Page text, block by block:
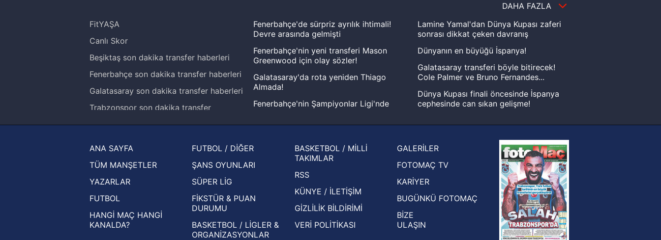
DAHA FAZLA
FitYAŞA
Canlı Skor
Beşiktaş son dakika transfer haberleri
Fenerbahçe son dakika transfer haberleri
Galatasaray son dakika transfer haberleri
Trabzonspor son dakika transfer
Ziraat Türkiye Kupası haberleri
UEFA Şampiyonlar Ligi haberleri
UEFA Avrupa Ligi haberleri
UEFA Konferans Ligi haberleri
Fenerbahçe'de sürpriz ayrılık ihtimali!
Devre arasında gelmişti
Fenerbahçe'nin yeni transferi Mason
Greenwood için olay sözler!
Galatasaray'da rota yeniden Thiago
Almada!
Fenerbahçe'nin Şampiyonlar Ligi'nde
Zabrze'yi elerlerse...
basından gündem olan manşetler!
Beşiktaş'ın UEFA Avrupa Ligi'nde 3. Ön
Eleme Turu muhtemel rakipleri belli oldu!
Lamine Yamal'dan Dünya Kupası zaferi
sonrası dikkat çeken davranış
Dünyanın en büyüğü İspanya!
Galatasaray transferi böyle bitirecek!
Cole Palmer ve Bruno Fernandes...
Dünya Kupası finali öncesinde İspanya
cephesinde can sıkan gelişme!
Hernan Crespo, Meksika Ligi
ekiplerinden Atlas'ın yeni teknik direktörü
oldu
ANA SAYFA
TÜM MANŞETLER
YAZARLAR
FUTBOL
HANGİ MAÇ HANGİ
KANALDA?
FUTBOL / DİĞER
ŞANS OYUNLARI
SÜPER LİG
FİKSTÜR & PUAN
DURUMU
BASKETBOL / LİGLER &
ORGANİZASYONLAR
BASKETBOL / MİLLİ
TAKIMLAR
RSS
KÜNYE / İLETİŞİM
GİZLİLİK BİLDİRİMİ
VERİ POLİTİKASI
GALERİLER
FOTOMAÇ TV
KARİYER
BUGÜNKÜ FOTOMAÇ
BİZE
ULAŞIN